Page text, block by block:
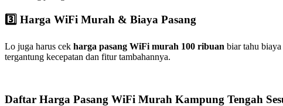
3️⃣ Harga WiFi Murah & Biaya Pasang
Lo juga harus cek harga pasang WiFi murah 100 ribuan biar tahu
tergantung kecepatan dan fitur tambahannya.
Daftar Harga Pasang WiFi Murah Kampung Tengah